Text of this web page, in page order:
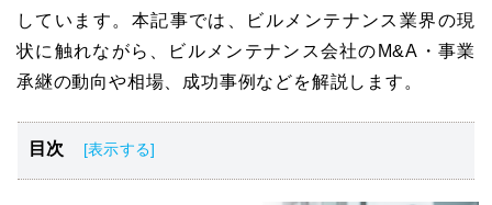
しています。本記事では、ビルメンテナンス業界の現
状に触れながら、ビルメンテナンス会社のM&A・事業
承継の動向や相場、成功事例などを解説します。
目次
ビルメンテナンス業界を取り巻く環境